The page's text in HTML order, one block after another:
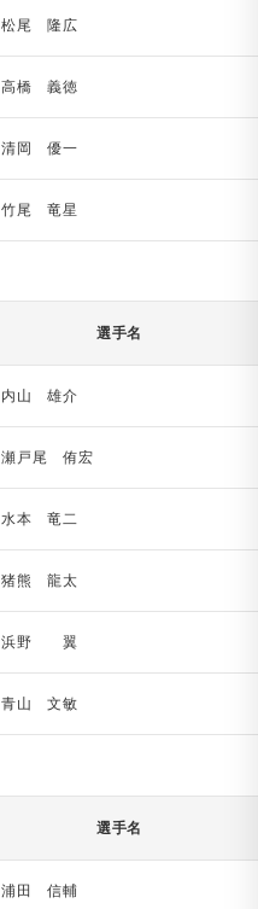
松尾 隆広
高橋 義徳
清岡 優一
竹尾 竜星
選手名
内山 雄介
瀬戸尾 侑宏
水本 竜二
猪熊 龍太
浜野 翼
青山 文敏
選手名
浦田 信輔